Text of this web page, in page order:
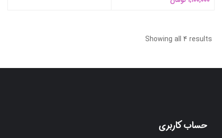
Showing all 4 results
حساب کاربری